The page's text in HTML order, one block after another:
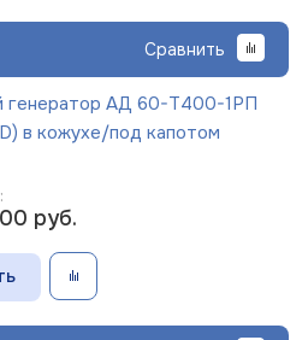
Сравнить
генератор АД 60-Т400-1РП
в кожухе/под капотом
руб.